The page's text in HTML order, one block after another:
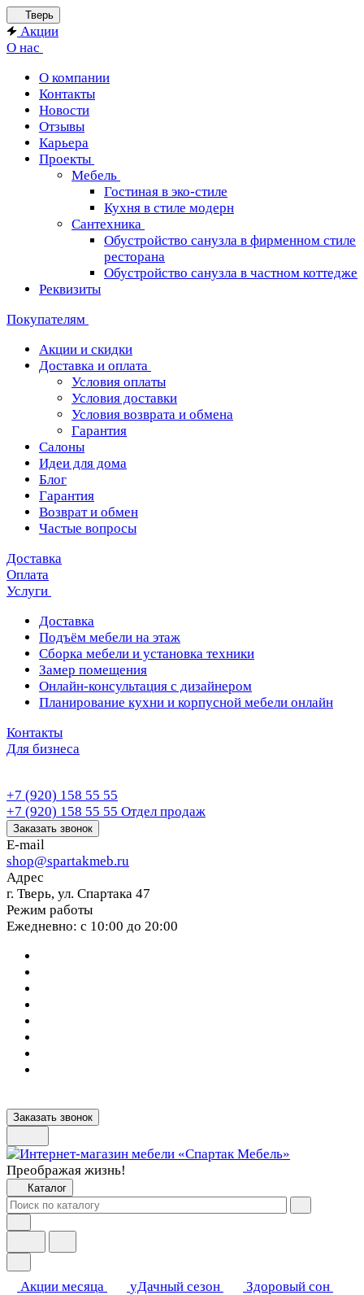
Тверь
Акции
О нас
О компании
Контакты
Новости
Отзывы
Карьера
Проекты
Мебель
Гостиная в эко-стиле
Кухня в стиле модерн
Сантехника
Обустройство санузла в фирменном стиле
ресторана
Обустройство санузла в частном коттедже
Реквизиты
Покупателям
Акции и скидки
Доставка и оплата
Условия оплаты
Условия доставки
Условия возврата и обмена
Гарантия
Салоны
Идеи для дома
Блог
Гарантия
Возврат и обмен
Частые вопросы
Доставка
Оплата
Услуги
Доставка
Подъём мебели на этаж
Сборка мебели и установка техники
Замер помещения
Онлайн-консультация с дизайнером
Планирование кухни и корпусной мебели онлайн
Контакты
Для бизнеса
+7 (920) 158 55 55
+7 (920) 158 55 55 Отдел продаж
Заказать звонок
E-mail
shop@spartakmeb.ru
Адрес
г. Тверь, ул. Спартака 47
Режим работы
Ежедневно: с 10:00 до 20:00
Заказать звонок
Преображая жизнь!
Каталог
Акции месяца уДачный сезон
Здоровый сон